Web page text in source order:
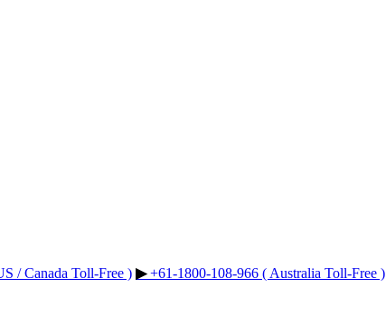
▶︎+61-1800-108-966 ( Australia Toll-Free )